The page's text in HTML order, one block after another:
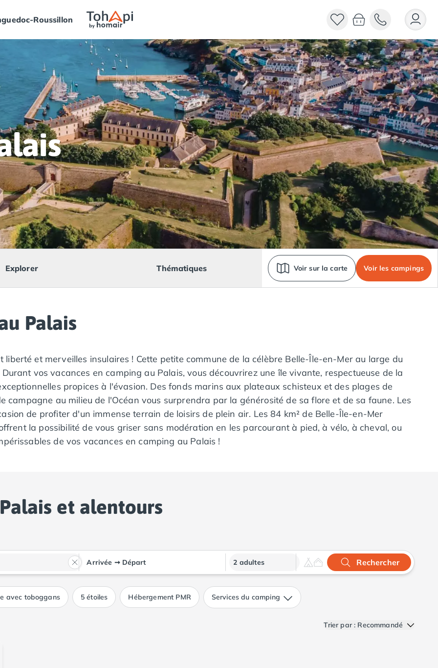
Roussillon
Explorer Thématiques Voir sur la carte Voir les campings
Palais
et merveilles insulaires ! Cette petite commune de la célèbre Belle-Île-en-Mer au large du
vos vacances en camping au Palais, vous découvrirez une île vivante, respectueuse de la
propices à l'évasion. Des fonds marins aux plateaux schisteux et des plages de
campagne au milieu de l'Océan vous surprendra par la générosité de sa flore et de sa faune. Les
de profiter d'un immense terrain de loisirs de plein air. Les 84 km² de Belle-Île-en-Mer
la possibilité de vous griser sans modération en les parcourant à pied, à vélo, à cheval, ou
de vos vacances en camping au Palais !
et alentours
Arrivée ➞ Départ 2 adultes Rechercher
avec toboggans 5 étoiles Hébergement PMR Services du camping
Trier par : Recommandé